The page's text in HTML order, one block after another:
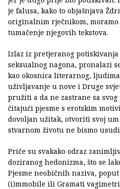
je falusa, kako to objašnjava
originalnim rječnikom,
tumačenje njegovih tekstova.
Izlaz iz pretjeranog
seksualnog nagona, pronalazi
kao okosnica literarnog,
uživljavanje u nove i Druge
pružiti a da ne zastrane sa
čitajući pjesme s erotskim
dovoljan užitak, otvoriti svoj
stvarnom životu ne bismo
Priče su svakako odraz
doziranog hedonizma, što se
Pjesme neobičnih naziva,
(i)mmobile ili Gramati